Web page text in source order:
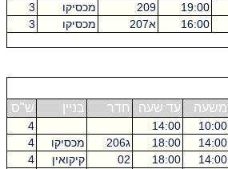
19:00
209 מכסיקו
3
16:00 א207 מכסיקו 3
משעה עד שעה חדר בניין ש"ס
10:00
14:00
4
14:00
18:00 ג206 מכסיקו
4
14:00
18:00
02 קיקואין
4